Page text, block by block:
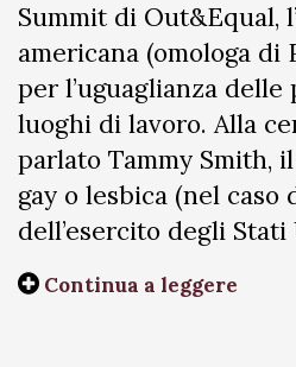
Summit di Out&Equal,
americana (omologa di
per l’uguaglianza
luoghi di lavoro. Alla
parlato Tammy Smith,
gay o lesbica (nel caso
dell’esercito degli
Continua a leggere